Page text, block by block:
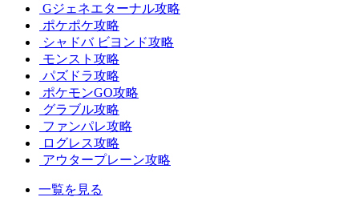
Gジェネエターナル攻略
ポケポケ攻略
シャドバ ビヨンド攻略
モンスト攻略
パズドラ攻略
ポケモンGO攻略
グラブル攻略
ファンパレ攻略
ログレス攻略
アウタープレーン攻略
一覧を見る